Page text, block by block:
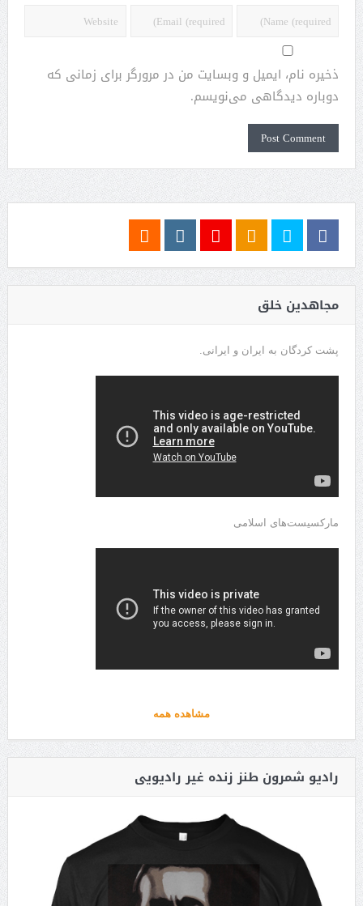
ذخیره نام، ایمیل و وبسایت من در مرورگر برای زمانی که
دوباره دیدگاهی می‌نویسم.
مجاهدین خلق
پشت کردگان به ایران و ایرانی.
مارکسیست‌های اسلامی
مشاهده همه
رادیو شمرون طنز زنده غیر رادیویی